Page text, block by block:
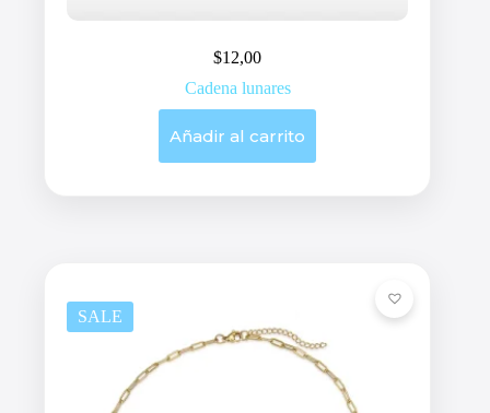
$12,00
Cadena lunares
Añadir al carrito
SALE